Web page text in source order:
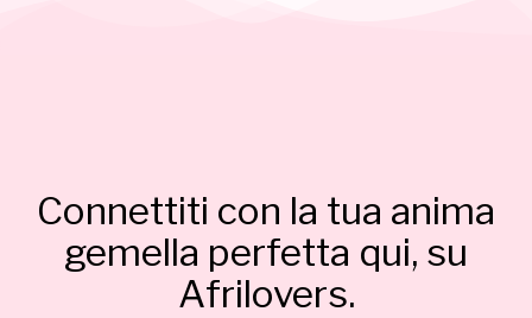
Connettiti con la tua anima
gemella perfetta qui, su
Afrilovers.